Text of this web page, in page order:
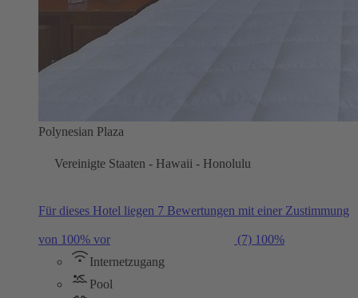
Polynesian Plaza
Vereinigte Staaten - Hawaii - Honolulu
Für dieses Hotel liegen 7 Bewertungen mit einer Zustimmung
von 100% vor (7) 100%
Internetzugang
Pool